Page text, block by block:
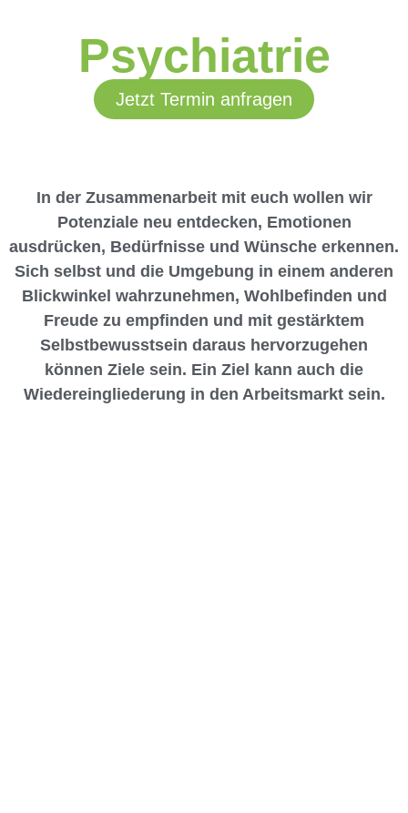
Psychiatrie
Jetzt Termin anfragen
In der Zusammenarbeit mit euch wollen wir
Potenziale neu entdecken, Emotionen
ausdrücken, Bedürfnisse und Wünsche erkennen.
Sich selbst und die Umgebung in einem anderen
Blickwinkel wahrzunehmen, Wohlbefinden und
Freude zu empfinden und mit gestärktem
Selbstbewusstsein daraus hervorzugehen
können Ziele sein. Ein Ziel kann auch die
Wiedereingliederung in den Arbeitsmarkt sein.